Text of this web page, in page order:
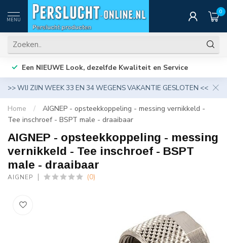
MENU
0
Een NIEUWE Look, dezelfde Kwaliteit en Service
>> WIJ ZIJN WEEK 33 EN 34 WEGENS VAKANTIE GESLOTEN <<
Home /
AIGNEP - opsteekkoppeling - messing vernikkeld -
Tee inschroef - BSPT male - draaibaar
AIGNEP - opsteekkoppeling - messing
vernikkeld - Tee inschroef - BSPT
male - draaibaar
AIGNEP (0)